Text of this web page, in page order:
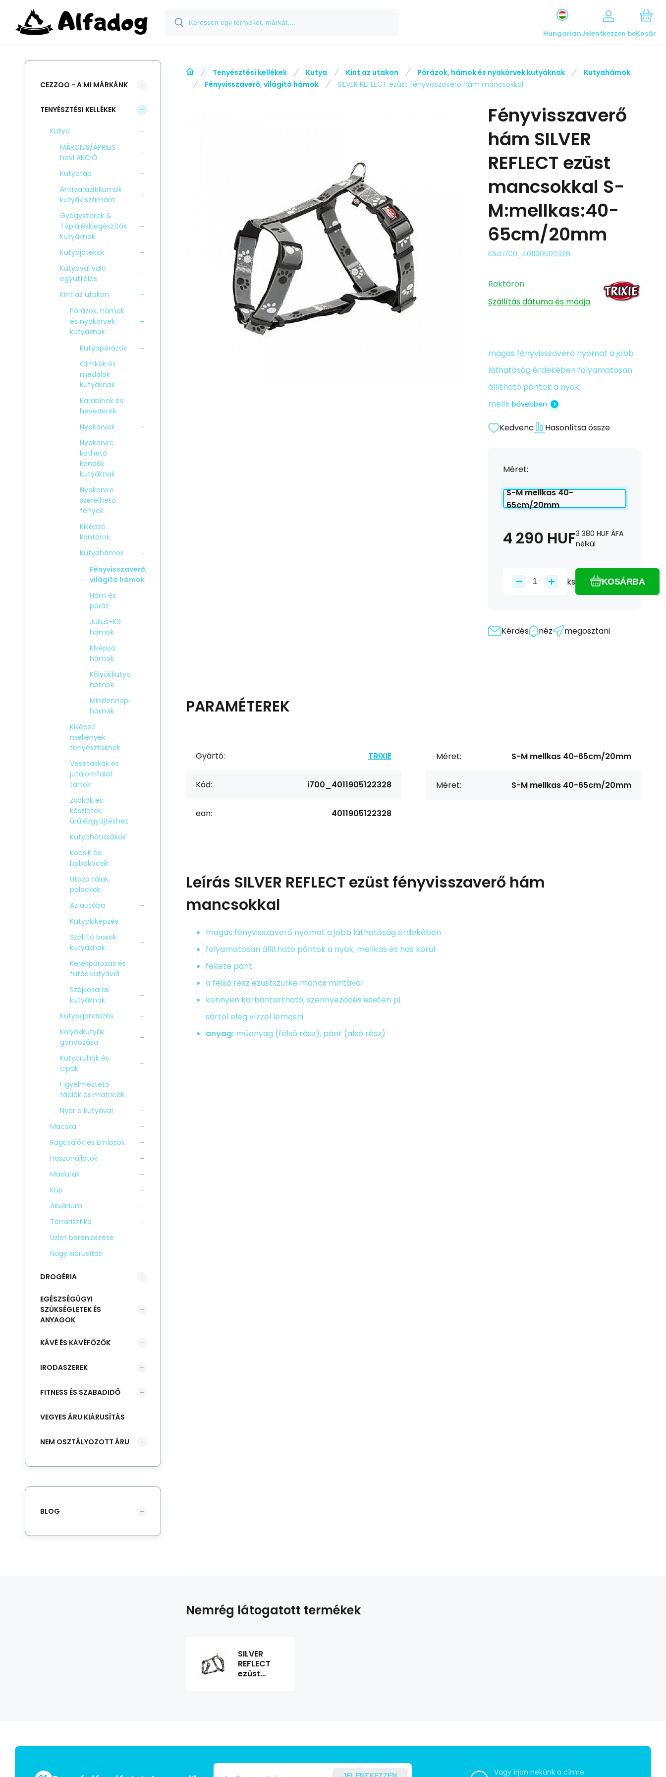
HungarianJelentkezzen beKosár
Tenyésztési kellékek Kutya Kint az utakon Pórázok, hámok és nyakörvek kutyáknak
Kutyahámok
Fényvisszaverő, világító hámok
SILVER REFLECT ezüst fényvisszaverő hám mancsokkal
Fényvisszaverő
hám SILVER
REFLECT ezüst
mancsokkal S-
M:mellkas:40-
65cm/20mm
Kód:i700_4011905122328
Raktáron
Szállítás dátuma és módja
magas fényvisszaverő nyomat a jobb
láthatóság érdekében folyamatosan
állítható pántok a nyak,
mellk bővebben
Kedvenc Hasonlítsa össze
Méret:
S-M mellkas 40-
65cm/20mm
4 290 HUF3 380 HUF ÁFA
nélkül
ks KOSÁRBA
Kérdés néz megosztani
PARAMÉTEREK
Gyártó: TRIXIE
Kód: i700_4011905122328
ean: 4011905122328
Méret: S-M mellkas 40-65cm/20mm
Méret: S-M mellkas 40-65cm/20mm
Leírás SILVER REFLECT ezüst fényvisszaverő hám
mancsokkal
magas fényvisszaverő nyomat a jobb láthatóság érdekében
folyamatosan állítható pántok a nyak, mellkas és has körül
fekete pánt
a felső rész ezüstszürke mancs mintával
könnyen karbantartható, szennyeződés esetén pl.
sártól elég vízzel lemosni
anyag: műanyag (felső rész), pánt (alsó rész)
CEZZOO - A MI MÁRKÁNK
TENYÉSZTÉSI KELLÉKEK
Kutya
MÁRCIUS/ÁPRILIS
havi AKCIÓ
Kutyatáp
Antiparazitikumok
kutyák számára
Gyógyszerek &
Táplálékkiegészítők
kutyáknak
Kutyajátékok
Kutyával való
együttélés
Kint az utakon
Pórázok, hámok
és nyakörvek
kutyáknak
Kutyapórázok
Címkék és
medálok
kutyáknak
Karabinok és
hevederek
Nyakörvek
Nyakörvre
köthető
kendők
kutyáknak
Nyakörvre
szerelhető
fények
Kiképző
kantárok
Kutyahámok
Fényvisszaverő,
világító hámok
Hám és
póráz
Julius-K9
hámok
Kiképző
hámok
Kölyökkutya
hámok
Mindennapi
hámok
Kiképző
mellények
tenyésztőknek
Vesetáskák és
jutalomfalat
tartók
Zsákok és
készletek
ürülékgyűjtéshez
Kutyahátizsákok
Kocsik és
babakocsik
Utazó tálak,
palackok
Az autóba
Kutyakiképzés
Szállító boxok
kutyáknak
Kerékpározás és
futás kutyával
Szájkosarak
kutyáknak
Kutyagondozás
Kölyökkutyák
gondozása
Kutyaruhák és
cipők
Figyelmeztető
táblák és matricák
Nyár a kutyával
Macska
Rágcsálók és Emlősök
Haszonállatok
Madarak
Kúp
Akvárium
Terrarisztika
Üzlet berendezése
Nagy kiárusítás
DROGÉRIA
EGÉSZSÉGÜGYI
SZÜKSÉGLETEK ÉS
ANYAGOK
KÁVÉ ÉS KÁVÉFŐZŐK
IRODASZEREK
FITNESS ÉS SZABADIDŐ
VEGYES ÁRU KIÁRUSÍTÁS
NEM OSZTÁLYOZOTT ÁRU
BLOG
Nemrég látogatott termékek
SILVER
REFLECT
ezüst
JELENTKEZZEN Vagy írjon nekünk a címre